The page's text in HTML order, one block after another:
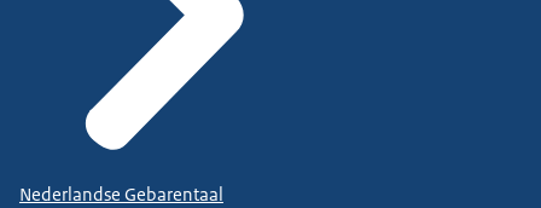
Nederlandse Gebarentaal